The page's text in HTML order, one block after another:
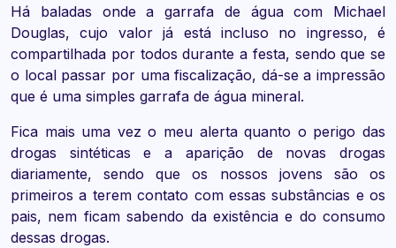
Há baladas onde a garrafa de água com Michael
Douglas, cujo valor já está incluso no ingresso, é
compartilhada por todos durante a festa, sendo que se
o local passar por uma fiscalização, dá-se a impressão
que é uma simples garrafa de água mineral.
Fica mais uma vez o meu alerta quanto o perigo das
drogas sintéticas e a aparição de novas drogas
diariamente, sendo que os nossos jovens são os
primeiros a terem contato com essas substâncias e os
pais, nem ficam sabendo da existência e do consumo
dessas drogas.